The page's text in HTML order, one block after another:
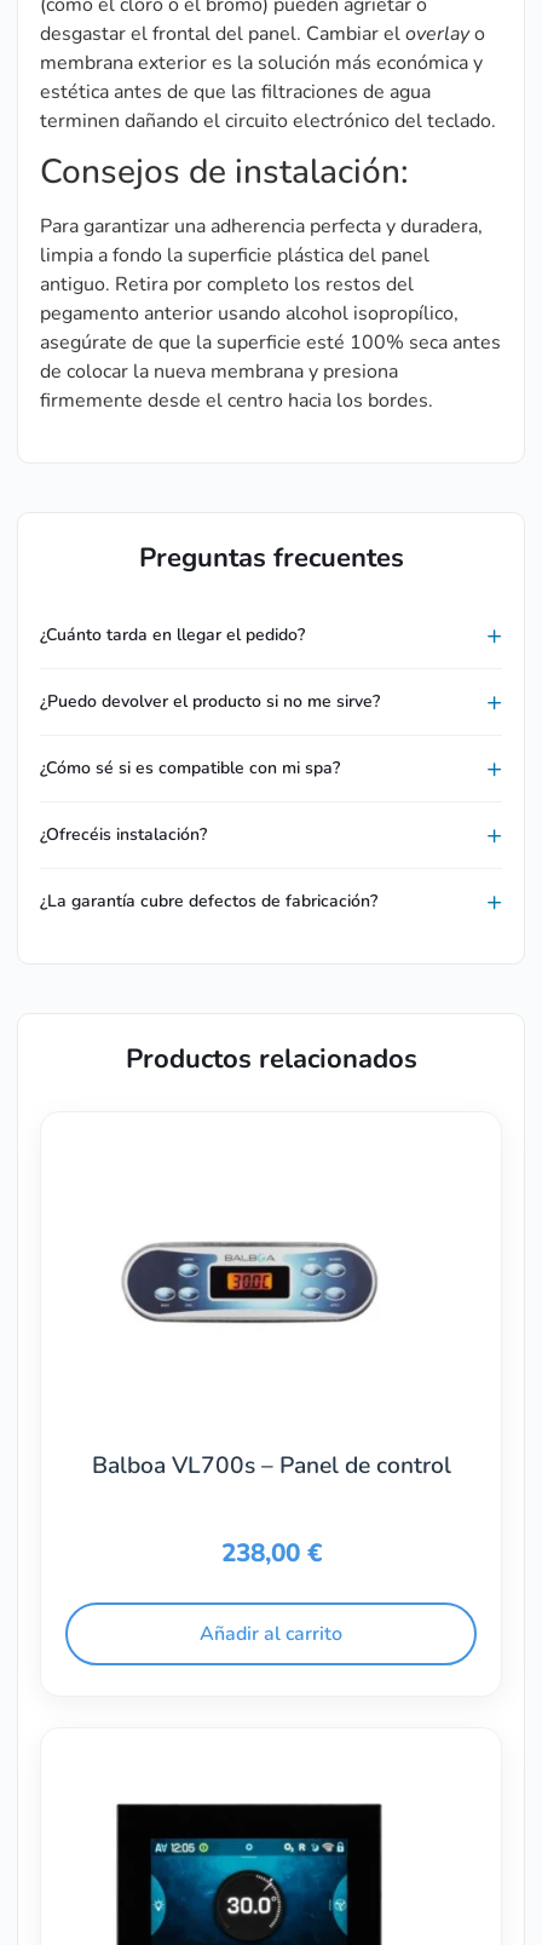
desgastar el frontal del panel. Cambiar eloverlayo
membrana exterior es la solución más económica y
estética antes de que las filtraciones de agua
terminen dañando el circuito electrónico del teclado.
Consejos de instalación:
Para garantizar una adherencia perfecta y duradera,
limpia a fondo la superficie plástica del panel
antiguo. Retira por completo los restos del
pegamento anterior usando alcohol isopropílico,
asegúrate de que la superficie esté 100% seca antes
de colocar la nueva membrana y presiona
firmemente desde el centro hacia los bordes.
Preguntas frecuentes
¿Cuánto tarda en llegar el pedido?
¿Puedo devolver el producto si no me sirve?
¿Cómo sé si es compatible con mi spa?
¿Ofrecéis instalación?
¿La garantía cubre defectos de fabricación?
Productos relacionados
Balboa VL700s – Panel de control
238,00 €
Añadir al carrito